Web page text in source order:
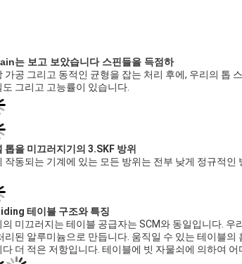
는 보고 보았습니다 스핀들을 득점하
가공 그리고 동적인 균형을 잡는 처리 후에, 우리의 톱
도 그리고 고능률이 있습니다.